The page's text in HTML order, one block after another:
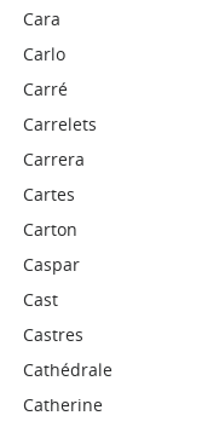
Cara
Carlo
Carré
Carrelets
Carrera
Cartes
Carton
Caspar
Cast
Castres
Cathédrale
Catherine